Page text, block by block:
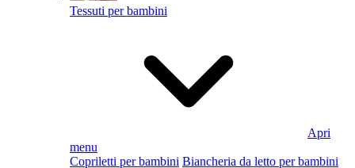
Tessuti per bambini
Apri
menu
Copriletti per bambini Biancheria da letto per bambini